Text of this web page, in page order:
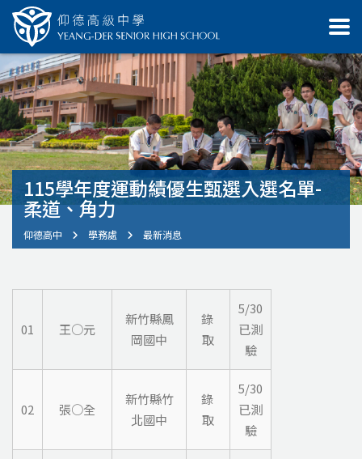
115學年度運動績優生甄選入選名單-
柔道、角力
仰德高中 學務處 最新消息
01 王○元
新竹縣鳳
岡國中
錄
取
5/30
已測
驗
02 張○全
新竹縣竹
北國中
錄
取
5/30
已測
驗